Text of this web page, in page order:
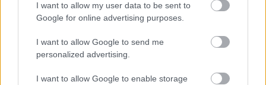
I want to allow my user data to be sent to
Google for online advertising purposes.
I want to allow Google to send me
personalized advertising.
I want to allow Google to enable storage
1987-ben a Wisconsini egyetem, 1991-ben az
Egyesült Állmok szövetsége, 1992-ben az NHL
választotta be posztumusz a halhatatlanok közé.
Edzőként 480 meccsen dirigálta csapatait: 234
győzelem, 188 vereség, 58 döntetlen a mérlege. Fia,
Mark Johnson 11 éves profi karriert tud maga